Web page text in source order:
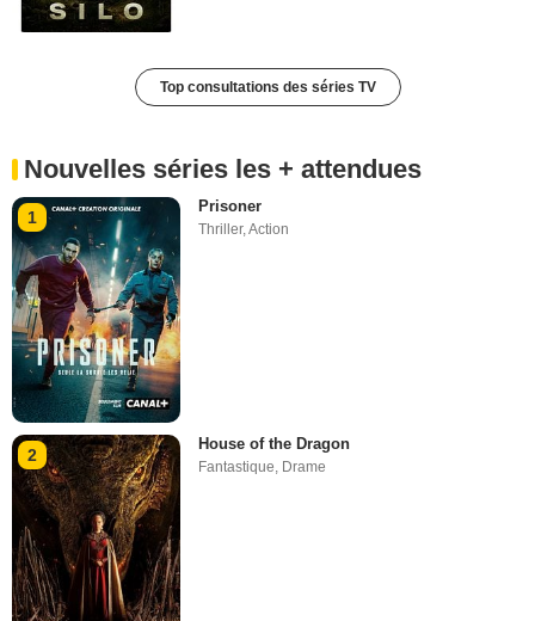
Top consultations des séries TV
Nouvelles séries les + attendues
1
Prisoner
Thriller,Action
2
House of the Dragon
Fantastique Drame